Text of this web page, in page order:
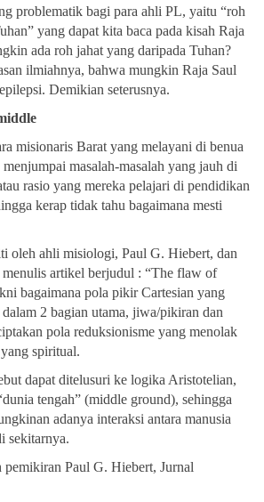
problematik bagi para ahli PL, yaitu “roh
yang dapat kita baca pada kisah Raja
ada roh jahat yang daripada Tuhan?
ilmiahnya, bahwa mungkin Raja Saul
Demikian seterusnya.
misionaris Barat yang melayani di benua
masalah-masalah yang jauh di
rasio yang mereka pelajari di pendidikan
kerap tidak tahu bagaimana mesti
oleh ahli misiologi, Paul G. Hiebert, dan
artikel berjudul : “The flaw of
bagaimana pola pikir Cartesian yang
2 bagian utama, jiwa/pikiran dan
pola reduksionisme yang menolak
spiritual.
dapat ditelusuri ke logika Aristotelian,
tengah” (middle ground), sehingga
adanya interaksi antara manusia
sekitarnya.
Paul G. Hiebert, Jurnal